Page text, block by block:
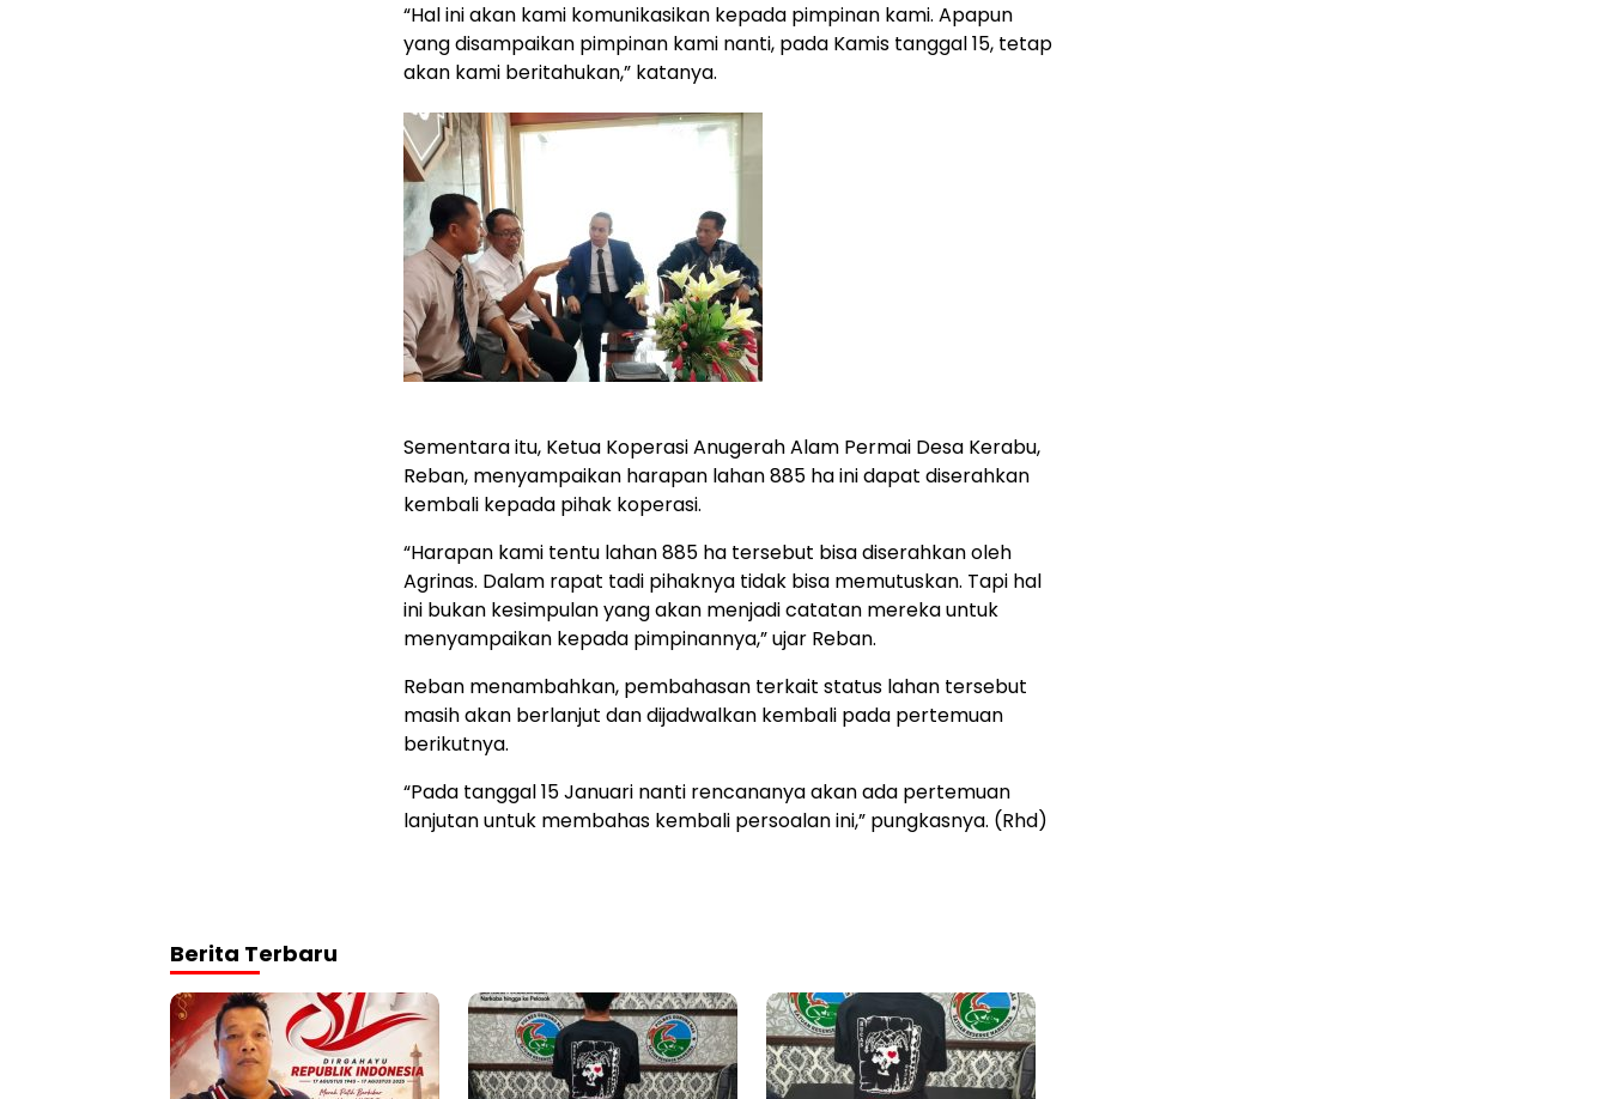
“Hal ini akan kami komunikasikan kepada pimpinan kami. Apapun
yang disampaikan pimpinan kami nanti, pada Kamis tanggal 15, tetap
akan kami beritahukan,” katanya.
Sementara itu, Ketua Koperasi Anugerah Alam Permai Desa Kerabu,
Reban, menyampaikan harapan lahan 885 ha ini dapat diserahkan
kembali kepada pihak koperasi.
“Harapan kami tentu lahan 885 ha tersebut bisa diserahkan oleh
Agrinas. Dalam rapat tadi pihaknya tidak bisa memutuskan. Tapi hal
ini bukan kesimpulan yang akan menjadi catatan mereka untuk
menyampaikan kepada pimpinannya,” ujar Reban.
Reban menambahkan, pembahasan terkait status lahan tersebut
masih akan berlanjut dan dijadwalkan kembali pada pertemuan
berikutnya.
“Pada tanggal 15 Januari nanti rencananya akan ada pertemuan
lanjutan untuk membahas kembali persoalan ini,” pungkasnya. (Rhd)
Berita Terbaru